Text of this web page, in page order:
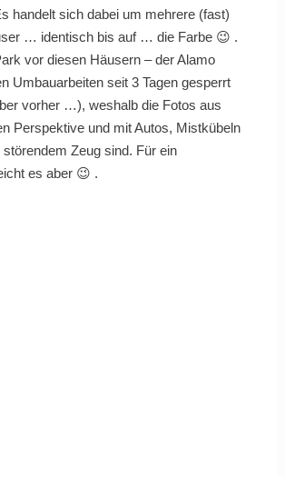
handelt sich dabei um mehrere (fast)
… identisch bis auf … die Farbe 😉 .
vor diesen Häusern – der Alamo
Umbauarbeiten seit 3 Tagen gesperrt
vorher …), weshalb die Fotos aus
Perspektive und mit Autos, Mistkübeln
Zeug sind. Für ein
es aber 😉 .